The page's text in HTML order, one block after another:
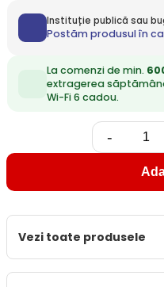
Instituție publică sau
Postăm produsul în
La comenzi de min.
extragerea
Wi-Fi 6 cadou.
-
Vezi toate produsele